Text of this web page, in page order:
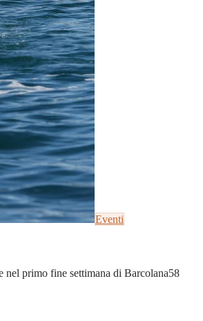
Eventi
primo fine settimana di Barcolana58